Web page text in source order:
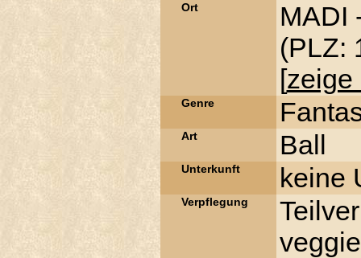
Ort
MADI
(PLZ:
[zeige
Genre
Art Ball
Unterkunft keine
Verpflegung